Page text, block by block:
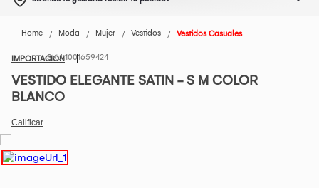
Home Moda Mujer Vestidos Vestidos Casuales
IMPORTACION1001659424
VESTIDO ELEGANTE SATIN - S M COLOR
BLANCO